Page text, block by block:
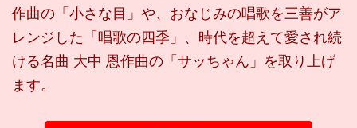
作曲の「小さな目」や、おなじみの唱歌を三善がア
レンジした「唱歌の四季」、時代を超えて愛され続
ける名曲 大中 恩作曲の「サッちゃん」を取り上げ
ます。